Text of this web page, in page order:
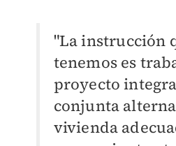
"La instrucción
tenemos es
proyecto
conjunta
vivienda